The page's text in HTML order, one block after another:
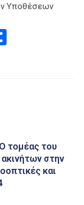
Υποθέσεων
τομέας του
στην
και